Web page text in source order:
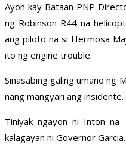
Ayon kay Bataan PNP
ng Robinson R44 na
ang piloto na si Hermosa
ito ng engine trouble.
Sinasabing galing umano ng
nang mangyari ang insidente.
Tiniyak ngayon ni Inton
kalagayan ni Governor Garcia.